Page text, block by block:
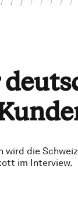
wird die
im Interview.